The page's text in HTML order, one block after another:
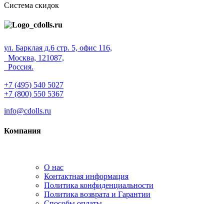
Система скидок
ул. Барклая д.6 стр. 5, офис 116,
Москва, 121087,
Россия.
+7 (495) 540 5027
+7 (800) 550 5367
info@cdolls.ru
Компания
О нас
Контактная информация
Политика конфиденциальности
Политика возврата и Гарантии